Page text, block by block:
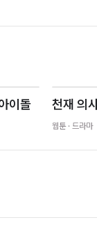
이돌 천재 의
웹툰· 드라마